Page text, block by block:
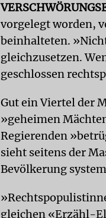
vorgelegt worden,
beinhalteten.
gleichzusetzen.
geschlossen
Gut ein Viertel der
»geheimen
Regierenden
sieht seitens der
Bevölkerung
gleichen «Erzähl-